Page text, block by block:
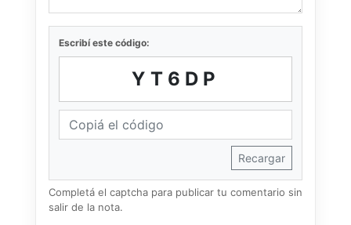
Escribí este código:
YT6DP
Recargar
Completá el captcha para publicar tu comentario sin
salir de la nota.